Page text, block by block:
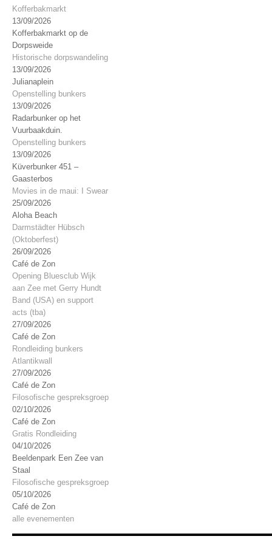
Kofferbakmarkt
13/09/2026
Kofferbakmarkt op de
Dorpsweide
Historische dorpswandeling
13/09/2026
Julianaplein
Openstelling bunkers
13/09/2026
Radarbunker op het
Vuurbaakduin.
Openstelling bunkers
13/09/2026
Küverbunker 451 –
Gaasterbos
Movies in de maui: I Swear
25/09/2026
Aloha Beach
Darmstädter Hübsch
(Oktoberfest)
26/09/2026
Café de Zon
Opening Bluesclub Wijk
aan Zee met Gerry Hundt
Band (USA) en support
acts (tba)
27/09/2026
Café de Zon
Rondleiding bunkers
Atlantikwall
27/09/2026
Café de Zon
Filosofische gespreksgroep
02/10/2026
Café de Zon
Gratis Rondleiding
04/10/2026
Beeldenpark Een Zee van
Staal
Filosofische gespreksgroep
05/10/2026
Café de Zon
alle evenementen